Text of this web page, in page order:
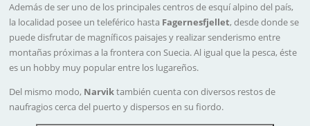
Además de ser uno de los principales centros de esquí alpino del país,
la localidad posee un teleférico hasta Fagernesfjellet, desde donde se
puede disfrutar de magníficos paisajes y realizar senderismo entre
montañas próximas a la frontera con Suecia. Al igual que la pesca, éste
es un hobby muy popular entre los lugareños.
Del mismo modo, Narviktambién cuenta con diversos restos de
naufragios cerca del puerto y dispersos en su fiordo.